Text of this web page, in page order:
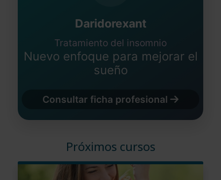
Daridorexant
Tratamiento del insomnio
Nuevo enfoque para mejorar el
sueño
Consultar ficha profesional
Próximos cursos